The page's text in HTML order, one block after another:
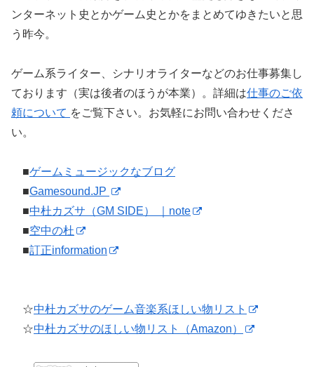
ンターネット史とかゲーム史とかをまとめてゆきたいと思
う昨今。
ゲーム系ライター、シナリオライターなどのお仕事募集し
ております（実は後者のほうが本業）。詳細は仕事のご依
頼について をご覧下さい。お気軽にお問い合わせくださ
い。
■ゲームミュージックなブログ
■Gamesound.JP
■中杜カズサ（GM SIDE） ｜note
■空中の杜
■訂正information
☆中杜カズサのゲーム音楽系ほしい物リスト
☆中杜カズサのほしい物リスト（Amazon）